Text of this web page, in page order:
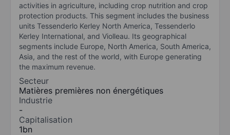
activities in agriculture, including crop nutrition and crop
protection products. This segment includes the business
units Tessenderlo Kerley North America, Tessenderlo
Kerley International, and Violleau. Its geographical
segments include Europe, North America, South America,
Asia, and the rest of the world, with Europe generating
the maximum revenue.
Secteur
Matières premières non énergétiques
Industrie
-
Capitalisation
1bn